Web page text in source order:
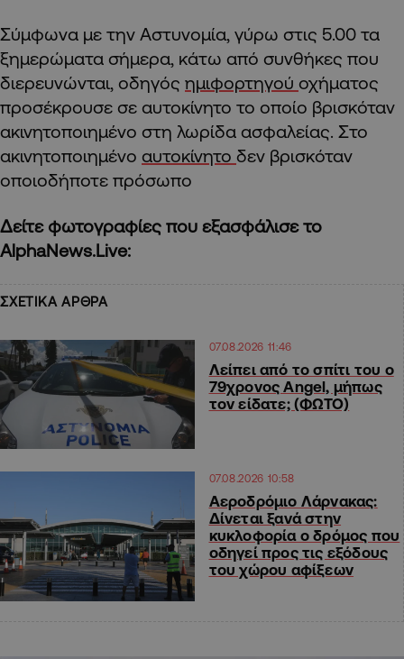
Σύμφωνα με την Αστυνομία, γύρω στις 5.00 τα
ξημερώματα σήμερα, κάτω από συνθήκες που
διερευνώνται, οδηγός ημιφορτηγού οχήματος
προσέκρουσε σε αυτοκίνητο το οποίο βρισκόταν
ακινητοποιημένο στη λωρίδα ασφαλείας. Στο
ακινητοποιημένο αυτοκίνητο δεν βρισκόταν
οποιοδήποτε πρόσωπο
Δείτε φωτογραφίες που εξασφάλισε το
AlphaNews.Live:
ΣΧΕΤΙΚΑ ΑΡΘΡΑ
07.08.2026 11:46
Λείπει από το σπίτι του ο
79χρονος Angel, μήπως
τον είδατε; (ΦΩΤΟ)
07.08.2026 10:58
Αεροδρόμιο Λάρνακας:
Δίνεται ξανά στην
κυκλοφορία ο δρόμος που
οδηγεί προς τις εξόδους
του χώρου αφίξεων